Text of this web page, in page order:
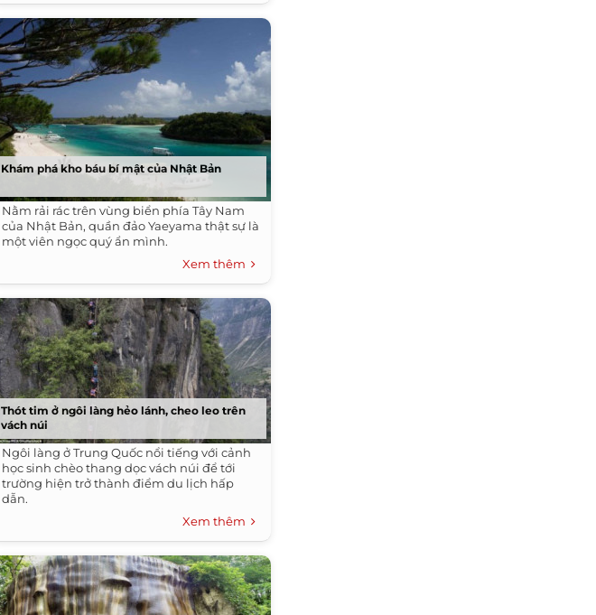
Khám phá kho báu bí mật của Nhật Bản
Nằm rải rác trên vùng biển phía Tây Nam
của Nhật Bản, quần đảo Yaeyama thật sự là
một viên ngọc quý ẩn mình.
Xem thêm
Thót tim ở ngôi làng hẻo lánh, cheo leo trên
vách núi
Ngôi làng ở Trung Quốc nổi tiếng với cảnh
học sinh chèo thang dọc vách núi để tới
trường hiện trở thành điểm du lịch hấp
dẫn.
Xem thêm